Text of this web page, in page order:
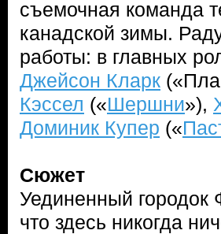
съемочная команда
канадской зимы.
работы: в главных
Джейсон Кларк
Кэссел («Шершни»),
Доминик Купер («
Сюжет
Уединенный городок
что здесь никогда